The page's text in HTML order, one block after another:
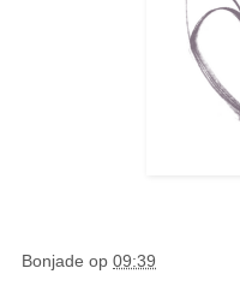
Bonjade op 09:39